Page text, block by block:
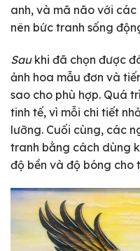
anh, và mã não với
nên bức tranh sống
Sau khi đã chọn được
ảnh hoa mẫu đơn và
sao cho phù hợp. Quá
tinh tế, vì mỗi chi tiết
lưỡng. Cuối cùng, các
tranh bằng cách dùng
độ bền và độ bóng cho